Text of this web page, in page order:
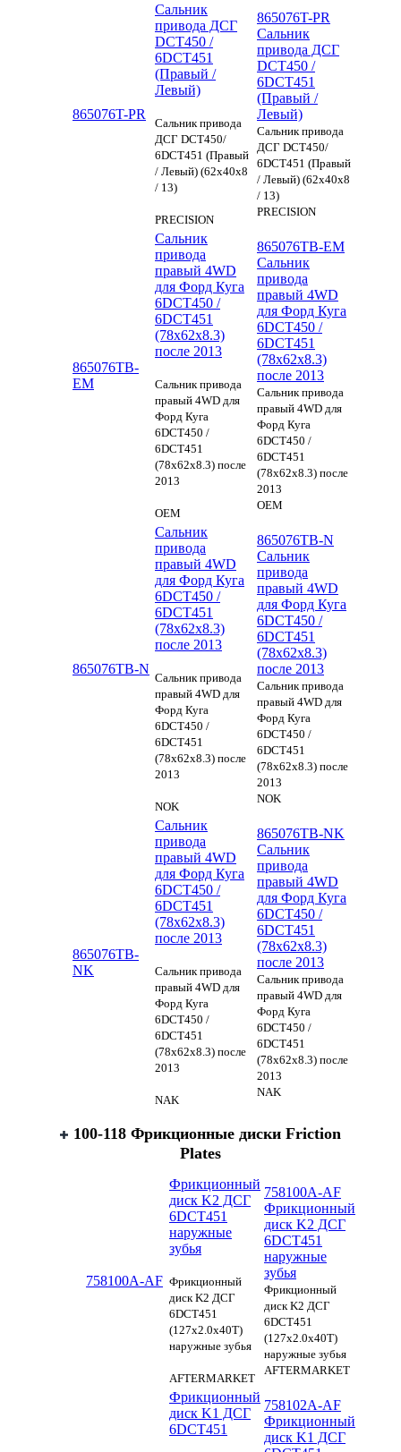
865076T-PR
Сальник
привода ДСГ
DCT450 /
6DCT451
(Правый /
Левый)
Сальник привода
ДСГ DCT450/
6DCT451 (Правый
/ Левый) (62x40x8
/ 13)
PRECISION
865076T-PR
Сальник
привода ДСГ
DCT450 /
6DCT451
(Правый /
Левый)
Сальник привода
ДСГ DCT450/
6DCT451 (Правый
/ Левый) (62x40x8
/ 13)
PRECISION
865076TB-
EM
Сальник
привода
правый 4WD
для Форд Куга
6DCT450 /
6DCT451
(78х62х8.3)
после 2013
Сальник привода
правый 4WD для
Форд Куга
6DCT450 /
6DCT451
(78х62х8.3) после
2013
OEM
865076TB-EM
Сальник
привода
правый 4WD
для Форд Куга
6DCT450 /
6DCT451
(78х62х8.3)
после 2013
Сальник привода
правый 4WD для
Форд Куга
6DCT450 /
6DCT451
(78х62х8.3) после
2013
OEM
865076TB-N
Сальник
привода
правый 4WD
для Форд Куга
6DCT450 /
6DCT451
(78х62х8.3)
после 2013
Сальник привода
правый 4WD для
Форд Куга
6DCT450 /
6DCT451
(78х62х8.3) после
2013
NOK
865076TB-N
Сальник
привода
правый 4WD
для Форд Куга
6DCT450 /
6DCT451
(78х62х8.3)
после 2013
Сальник привода
правый 4WD для
Форд Куга
6DCT450 /
6DCT451
(78х62х8.3) после
2013
NOK
865076TB-
NK
Сальник
привода
правый 4WD
для Форд Куга
6DCT450 /
6DCT451
(78х62х8.3)
после 2013
Сальник привода
правый 4WD для
Форд Куга
6DCT450 /
6DCT451
(78х62х8.3) после
2013
NAK
865076TB-NK
Сальник
привода
правый 4WD
для Форд Куга
6DCT450 /
6DCT451
(78х62х8.3)
после 2013
Сальник привода
правый 4WD для
Форд Куга
6DCT450 /
6DCT451
(78х62х8.3) после
2013
NAK
100-118 Фрикционные диски Friction
Plates
758100A-AF
Фрикционный
диск K2 ДСГ
6DCT451
наружные
зубья
Фрикционный
диск K2 ДСГ
6DCT451
(127x2.0x40T)
наружные зубья
AFTERMARKET
758100A-AF
Фрикционный
диск K2 ДСГ
6DCT451
наружные
зубья
Фрикционный
диск K2 ДСГ
6DCT451
(127x2.0x40T)
наружные зубья
AFTERMARKET
Фрикционный
диск K1 ДСГ
6DCT451
758102A-AF
Фрикционный
диск K1 ДСГ